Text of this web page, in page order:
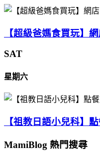
【超級爸媽食買玩】
SAT
星期六
【祖教日語小兒科】點
MamiBlog 熱門搜尋